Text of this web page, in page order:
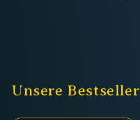
Unsere Bestseller